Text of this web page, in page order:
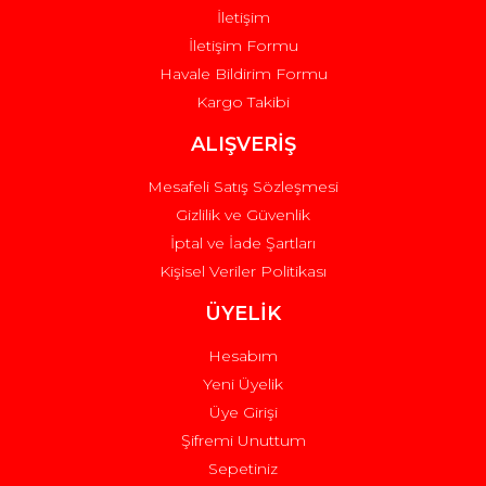
Gönder
İletişim
İletişim Formu
Havale Bildirim Formu
Kargo Takibi
ALIŞVERİŞ
Mesafeli Satış Sözleşmesi
Gizlilik ve Güvenlik
İptal ve İade Şartları
Kişisel Veriler Politikası
ÜYELİK
Hesabım
Yeni Üyelik
Üye Girişi
Şifremi Unuttum
Sepetiniz